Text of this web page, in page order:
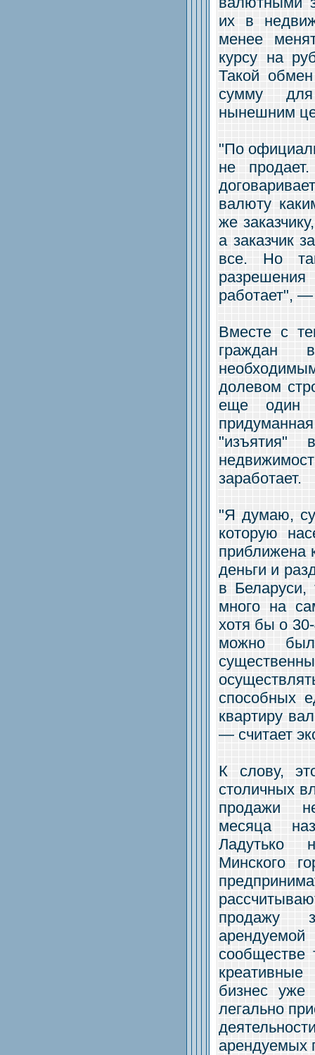
их в
менее
курсу на
Такой
сумму
нынешним
"По
не
валюту
же
а заказчик
все. Но
работает", —
Вместе с
граждан
долевом
еще один
"изъятия"
заработает.
"Я думаю,
которую
приближена
деньги и
в Беларуси,
много на
хотя бы о
можно
способных
квартиру
— считает
К слову,
столичных
продажи
месяца
Ладутько
Минского
продажу
сообществе
бизнес уже
легально
арендуемых